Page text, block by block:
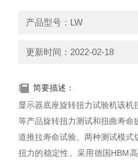
产品型号：LW
更新时间：2022-02-18
简要描述：
显示器底座旋转扭力试验机该
等产品旋转扭力测试和扭曲寿命
道推拉寿命试验。两种测试模式
扭力的稳定性。采用德国HBM